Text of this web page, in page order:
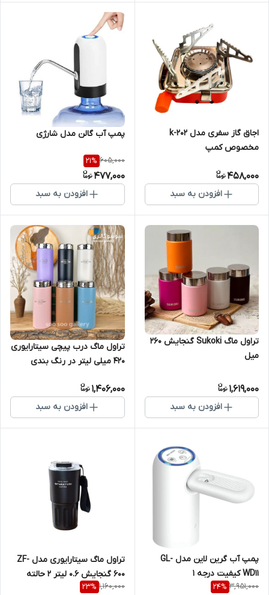
اجاق گاز سفری مدل k-202
مخصوص کمپ
458,000
افزودن به سبد
پمپ آب گالن مدل شارژی
605,000
21%
477,000
افزودن به سبد
تراول ماگ Sukoki گنجایش ۲۶۰
میل
1,619,000
افزودن به سبد
تراول ماگ درب پیچی سیتارایوری
420 میلی لیتر در رنگ بندی
1,406,000
افزودن به سبد
پمپ آب گرین لاین مدل GL-
WD11 کیفیت درجه ۱
3,951,000
24%
تراول ماگ سیتارایوری مدل ZF-
600 گنجایش 0.6 لیتر ۲ حالته
درب شفاف کیفیت درجه ۱
1,160,000
23%